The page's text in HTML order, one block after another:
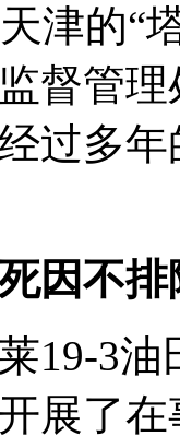
津的“
督管
过多
因不
19-3
展了